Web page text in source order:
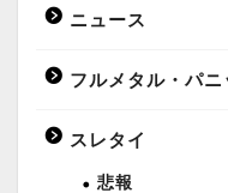
ニュース
フルメタル・パニ
スレタイ
悲報